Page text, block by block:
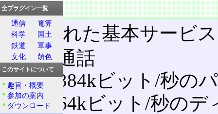
サービス
提供された基本サービ
音声通話
最大384kビット/秒の
最大64kビット/秒のデ
全プラグイン一覧
通信
電算
科学
国土
鉄道
軍事
文化
萌色
このサイトについて
趣旨・概要
参加の案内
ダウンロード